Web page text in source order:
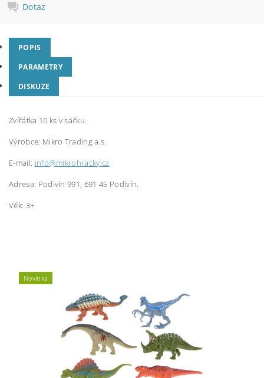
Dotaz
POPIS
PARAMETRY
DISKUZE
Zvířátka 10 ks v sáčku.
Výrobce: Mikro Trading a.s.
E-mail: info@mikrohracky.cz
Adresa: Podivín 991, 691 45 Podivín.
Věk: 3+
Novinka